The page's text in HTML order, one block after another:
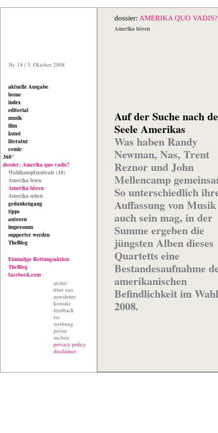
Nr. 18 / 3. Oktober 2008
aktuelle Ausgabe
home
index
editorial
musik
film
kunst
literatur
comic
360°
dossier: Amerika quo vadis?
Wahlkampfzentrale (10)
Amerika lesen
Amerika hören
Amerika sehen
gedankengang
tipps
autoren
impressum
supporter werden
TheBlog
Einmalige Rettungsaktion
TheBlog
facebook.com
archiv
über uns
newsletter
kontakt
feedback
rss
werbung
presse
suchen
privacy policy
disclaimer
dossier: AMERIKA QUO VADIS?
Amerika hören
Auf der Suche nach
Seele Amerikas
Was haben Randy
Newman, Nas, Trent
Reznor und John
Mellencamp
So unterschiedlich
Auffassung von Musik
auch sein mag, in der
Summe ergeben die
jüngsten Alben dieses
Quartetts eine
Bestandesaufnahme
amerikanischen
Befindlichkeit im
2008.